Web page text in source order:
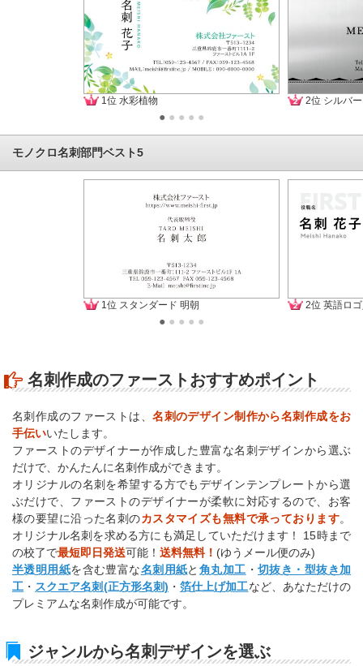
1位 水彩植物 2位 シルバ
● ● ● ● ●
モノクロ名刺部門ベスト5
1位 スタンダード 明朝 2位 英語ロ
● ● ● ● ●
名刺作成のファーストおすすめポイント
名刺作成のファーストは、名刺のデザイン制作から名刺作成をお
手伝いいたします。
ファーストのデザイナーが作成した豊富な名刺デザインから選ぶ
だけで、かんたんに名刺作成ができます。
オリジナルの名刺を希望する方でもデザインテンプレートから選
ぶだけで、ファーストのデザイナーが柔軟に対応するので、お客
様の要望に沿った名刺のカスタマイズも無料で承っております。
オリジナル名刺を求める方にも満足していただけます！ 15時まで
の校了で最短即日発送可能！ 送料無料！ (ゆうメール便のみ)
半透明用紙を含む豊富な名刺用紙と 角丸加工 ・切抜き・型抜き加
工 ・ スクエア名刺(正方形名刺) ・箔仕上げ加工など、あなただけの
プレミアムな名刺作成が可能です。
ジャンルから名刺デザインを選ぶ